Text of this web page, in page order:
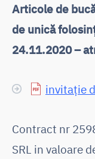
Articole de
de unică
24.11.2020 –
invitație
Contract nr
SRL in valoare